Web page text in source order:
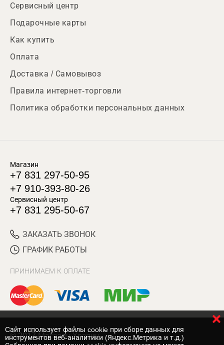
Сервисный центр
Подарочные карты
Как купить
Оплата
Доставка / Самовывоз
Правила интернет-торговли
Политика обработки персональных данных
Магазин
+7 831 297-50-95
+7 910-393-80-26
Сервисный центр
+7 831 295-50-67
ЗАКАЗАТЬ ЗВОНОК
ГРАФИК РАБОТЫ
ПРИНИМАЕМ К ОПЛАТЕ
© 2017 Магазин Хозяин
Cайт использует файлы cookie при сборе данных для
инструментов веб-аналитики (Яндекс.Метрика и т.д.)